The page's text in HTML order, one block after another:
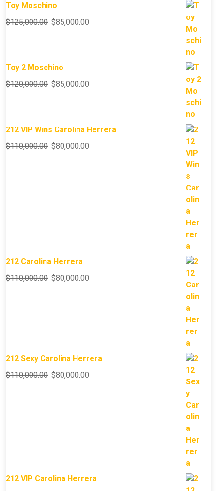
Toy Moschino
$125,000.00 $85,000.00
Toy 2 Moschino
$120,000.00 $85,000.00
212 VIP Wins Carolina Herrera
$110,000.00 $80,000.00
212 Carolina Herrera
$110,000.00 $80,000.00
212 Sexy Carolina Herrera
$110,000.00 $80,000.00
212 VIP Carolina Herrera